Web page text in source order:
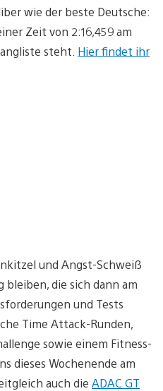
wie der beste Deutsche:
Zeit von 2:16,459 am
steht. Hier findet ihr
und Angst-Schweiß
bleiben, die sich dann am
und Tests
Time Attack-Runden,
sowie einem Fitness-
dieses Wochenende am
auch die ADAC GT